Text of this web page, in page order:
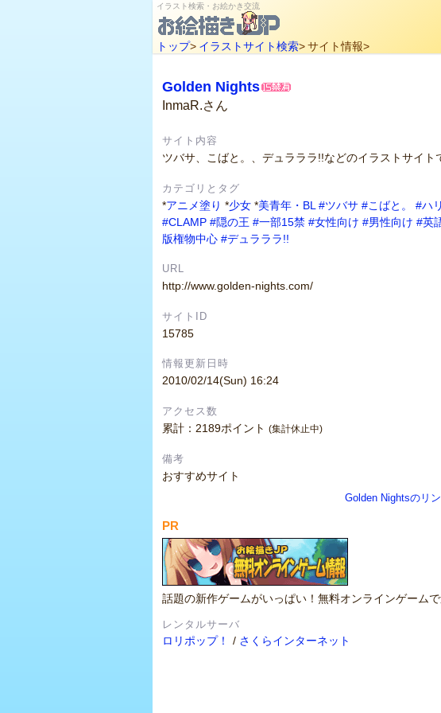
イラスト検索・お絵かき交流
トップ> イラストサイト検索>サイト情報>
Golden Nights
InmaR.さん
サイト内容
ツバサ、こばと。、デュラララ!!などのイラストサイト
カテゴリとタグ
*アニメ塗り *少女 *美青年・BL #ツバサ #こばと。
#ハ
#CLAMP #隠の王 #一部15禁 #女性向け #男性向け #英
版権物中心 #デュラララ!!
URL
http://www.golden-nights.com/
サイトID
15785
情報更新日時
2010/02/14(Sun) 16:24
アクセス数
累計：2189ポイント (集計休止中)
備考
おすすめサイト
Golden Nightsのリ
PR
話題の新作ゲームがいっぱい！無料オンラインゲームで
レンタルサーバ
ロリポップ！ / さくらインターネット